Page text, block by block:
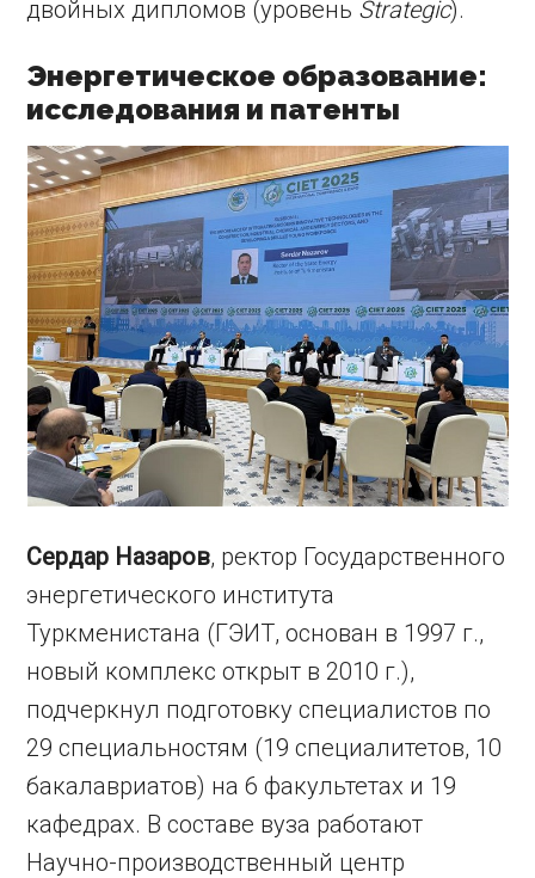
двойных дипломов (уровень Strategic).
Энергетическое образование:
исследования и патенты
Сердар Назаров, ректор Государственного
энергетического института
Туркменистана (ГЭИТ, основан в 1997 г.,
новый комплекс открыт в 2010 г.),
подчеркнул подготовку специалистов по
29 специальностям (19 специалитетов, 10
бакалавриатов) на 6 факультетах и 19
кафедрах. В составе вуза работают
Научно-производственный центр